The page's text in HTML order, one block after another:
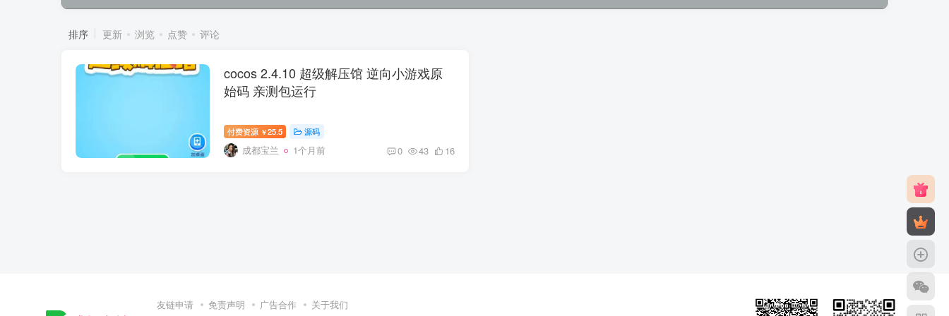
排序 更新 浏览 点赞 评论
cocos 2.4.10 超级解压馆 逆向小游戏原
始码 亲测包运行
付费资源 ￥25.5 源码
成都宝兰 1个月前 0 43 16
友链申请 免责声明 广告合作 关于我们